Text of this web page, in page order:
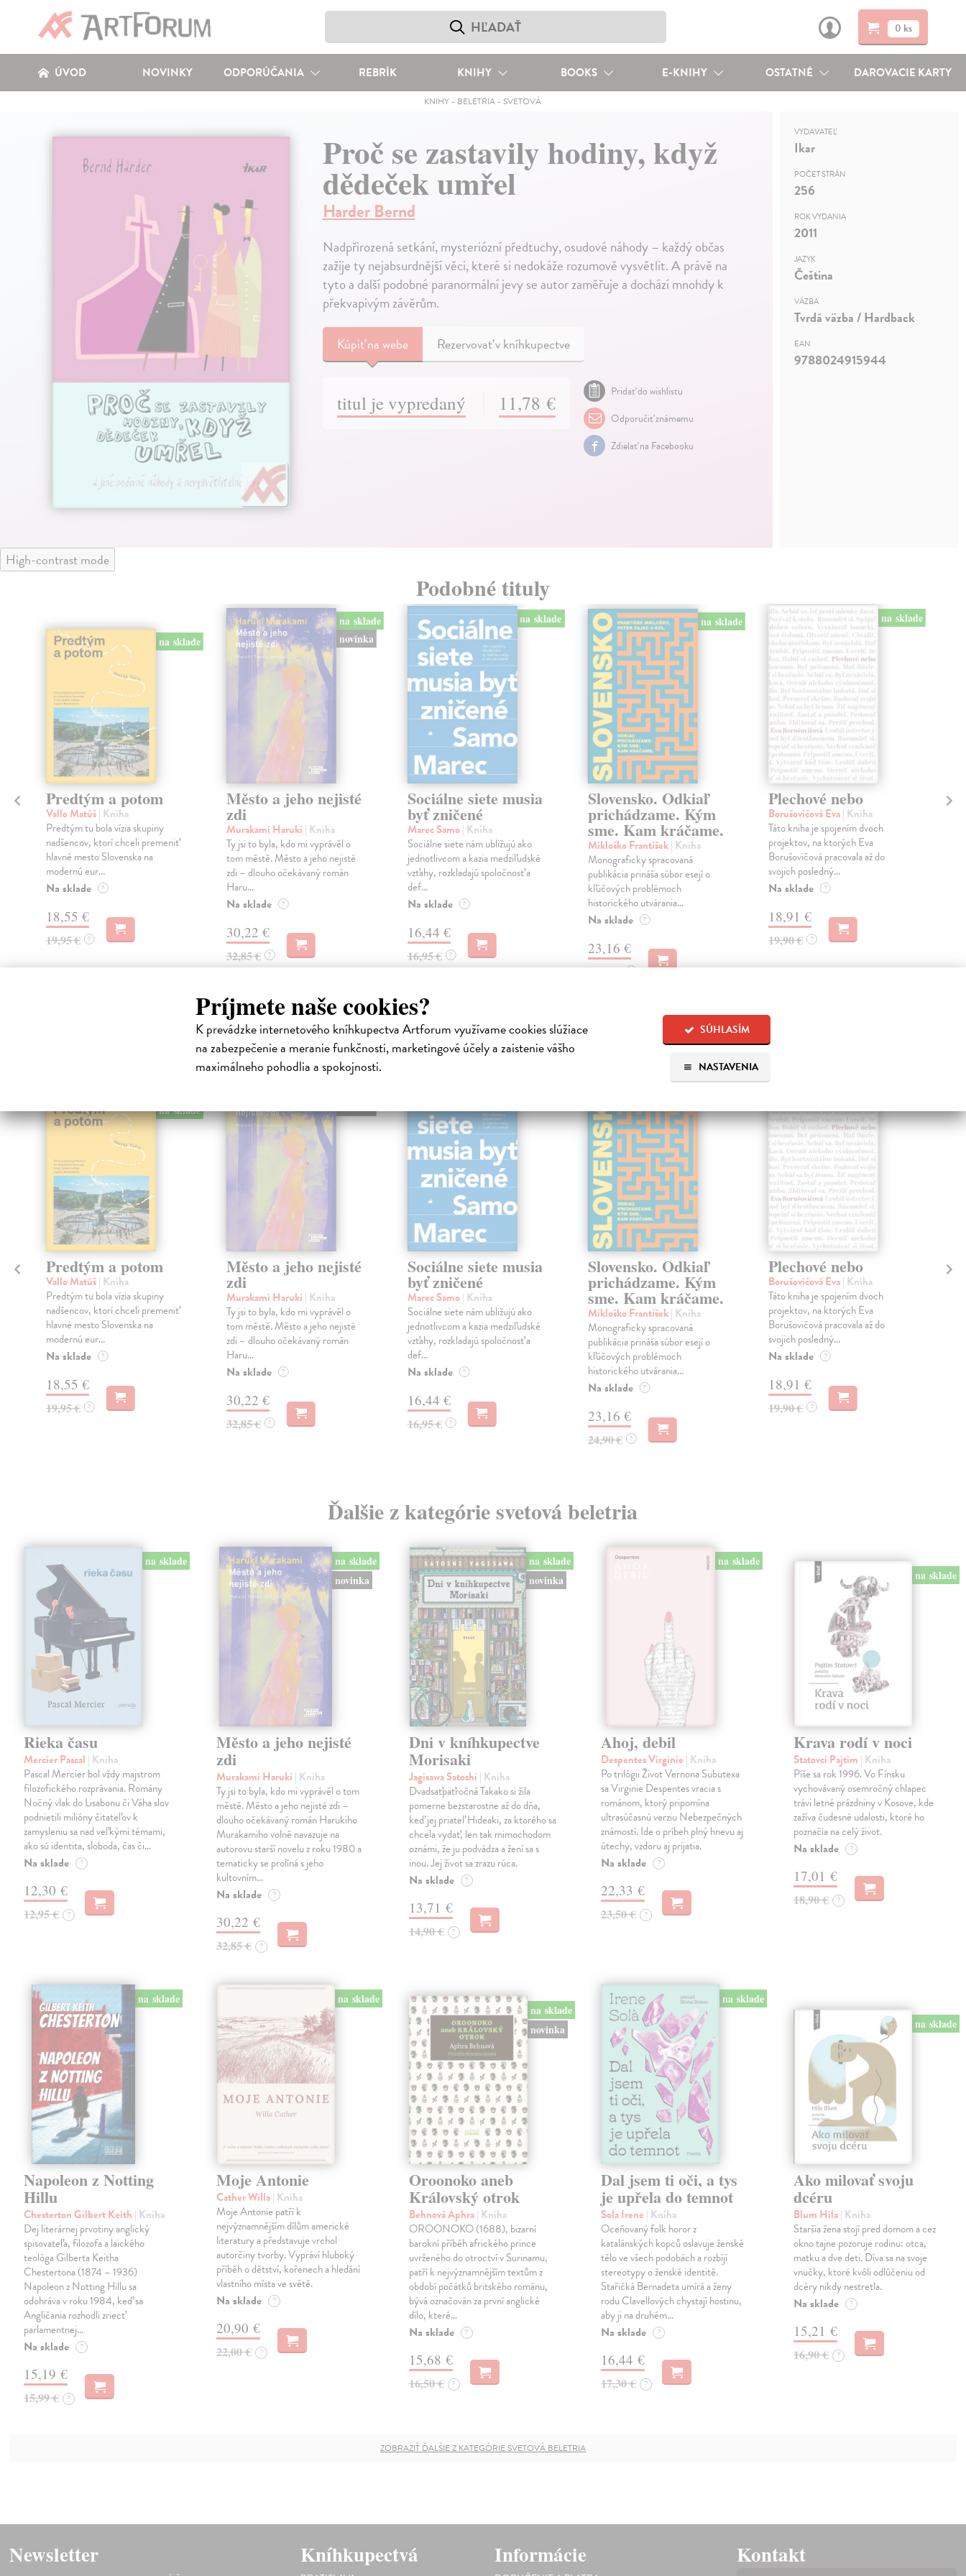
Príjmete naše cookies?
K prevádzke internetového kníhkupectva Artforum využívame cookies slúžiace
na zabezpečenie a meranie funkčnosti, marketingové účely a zaistenie vášho
maximálneho pohodlia a spokojnosti.
SÚHLASÍM
NASTAVENIA
0 ks
ÚVOD NOVINKY ODPORÚČANIA REBRÍK KNIHY BOOKS E-KNIHY OSTATNÉ DAROVACIE KARTY
KNIHY - BELETRIA - SVETOVÁ
Proč se zastavily hodiny, když
dědeček umřel
Harder Bernd
Nadpřirozená setkání, mysteriózní předtuchy, osudové náhody – každý občas
zažije ty nejabsurdnější věci, které si nedokáže rozumově vysvětlit. A právě na
tyto a další podobné paranormální jevy se autor zaměřuje a dochází mnohdy k
překvapivým závěrům.
Kúpiťna webe Rezervovať v kníhkupectve
titul je vypredaný 11,78 €
Pridať do wishlistu
Odporučiť známemu
Zdielať na Facebooku
VYDAVATEĽ
Ikar
POČET STRÁN
256
ROK VYDANIA
2011
JAZYK
Čeština
VÄZBA
Tvrdá väzba / Hardback
EAN
9788024915944
High-contrast mode
Podobné tituly
na sklade
Predtým a potom
Vallo Matúš| Kniha
Predtým tu bola vízia skupiny
nadšencov, ktorí chceli premeniť
hlavné mesto Slovenska na
modernú eur...
Na sklade ?
18,55 €
19,95 € ?
na sklade
novinka
Město a jeho nejisté
zdi
Murakami Haruki | Kniha
Ty jsi to byla, kdo mi vyprávěl o
tom městě. Město a jeho nejisté
zdi – dlouho očekávaný román
Haru...
Na sklade ?
30,22 €
32,85 € ?
na sklade
Sociálne siete musia
byť zničené
Marec Samo| Kniha
Sociálne siete nám ubližujú ako
jednotlivcom a kazia medziľudské
vzťahy, rozkladajú spoločnosť a
def...
Na sklade ?
16,44 €
16,95 € ?
na sklade
Slovensko. Odkiaľ
prichádzame. Kým
sme. Kam kráčame.
Mikloško František| Kniha
Monograficky spracovaná
publikácia prináša súbor esejí o
kľúčových problémoch
historického utvárania...
Na sklade ?
23,16 €
24,90 € ?
na sklade
Plechové nebo
Borušovičová Eva| Kniha
Táto kniha je spojením dvoch
projektov, na ktorých Eva
Borušovičová pracovala až do
svojich posledný...
Na sklade ?
18,91 €
19,90 € ?
Čitatelia s podobným vkusom si kúpili aj:
na sklade
Predtým a potom
Vallo Matúš| Kniha
Predtým tu bola vízia skupiny
nadšencov, ktorí chceli premeniť
hlavné mesto Slovenska na
modernú eur...
Na sklade ?
18,55 €
19,95 € ?
Město a jeho nejisté
zdi
Murakami Haruki | Kniha
Ty jsi to byla, kdo mi vyprávěl o
tom městě. Město a jeho nejisté
zdi – dlouho očekávaný román
Haru...
Na sklade ?
30,22 €
32,85 € ?
Sociálne siete musia
byť zničené
Marec Samo| Kniha
Sociálne siete nám ubližujú ako
jednotlivcom a kazia medziľudské
vzťahy, rozkladajú spoločnosť a
def...
Na sklade ?
16,44 €
16,95 € ?
Slovensko. Odkiaľ
prichádzame. Kým
sme. Kam kráčame.
Mikloško František| Kniha
Monograficky spracovaná
publikácia prináša súbor esejí o
kľúčových problémoch
historického utvárania...
Na sklade ?
23,16 €
24,90 € ?
Plechové nebo
Borušovičová Eva| Kniha
Táto kniha je spojením dvoch
projektov, na ktorých Eva
Borušovičová pracovala až do
svojich posledný...
Na sklade ?
18,91 €
19,90 € ?
Ďalšie z kategórie svetová beletria
na sklade
Rieka času
Mercier Pascal | Kniha
Pascal Mercier bol vždy majstrom
filozofického rozprávania. Romány
Nočný vlak do Lisabonu či Váha slov
podnietili milióny čitateľov k
zamysleniu sa nad veľkými témami,
ako sú identita, sloboda, čas či…
Na sklade ?
12,30 €
12,95 € ?
na sklade
novinka
Město a jeho nejisté
zdi
Murakami Haruki | Kniha
Ty jsi to byla, kdo mi vyprávěl o tom
městě. Město a jeho nejisté zdi –
dlouho očekávaný román Harukiho
Murakamiho volně navazuje na
autorovu starší novelu z roku 1980 a
tematicky se prolíná s jeho
kultovním…
Na sklade ?
30,22 €
32,85 € ?
na sklade
novinka
Dni v kníhkupectve
Morisaki
Jagisawa Satoshi | Kniha
Dvadsaťpäťročná Takako si žila
pomerne bezstarostne až do dňa,
keď jej priateľ Hideaki, za ktorého sa
chcela vydať, len tak mimochodom
oznámi, že ju podvádza a žení sa s
inou. Jej život sa zrazu rúca.
Na sklade ?
13,71 €
14,90 € ?
na sklade
Ahoj, debil
Despentes Virginie | Kniha
Po trilógii Život Vernona Subutexa
sa Virginie Despentes vracia s
románom, ktorý pripomína
ultrasúčasnú verziu Nebezpečných
známostí. Ide o príbeh plný hnevu aj
útechy, vzdoru aj prijatia.
Na sklade ?
22,33 €
23,50 € ?
na sklade
Krava rodí v noci
Statovci Pajtim | Kniha
Píše sa rok 1996. Vo Fínsku
vychovávaný osemročný chlapec
trávi letné prázdniny v Kosove, kde
zažíva čudesné udalosti, ktoré ho
poznačia na celý život.
Na sklade ?
17,01 €
18,90 € ?
na sklade
Napoleon z Notting
Hillu
Chesterton Gilbert Keith | Kniha
Dej literárnej prvotiny anglický
spisovateľa, filozofa a laického
teológa Gilberta Keitha
Chestertona (1874 – 1936)
Napoleon z Notting Hillu sa
odohráva v roku 1984, keď sa
Angličania rozhodli zriecť
parlamentnej…
Na sklade ?
15,19 €
15,99 € ?
na sklade
Moje Antonie
Cather Willa| Kniha
Moje Antonie patří k
nejvýznamnějším dílům americké
literatury a představuje vrchol
autorčiny tvorby. Vypráví hluboký
příběh o dětství, kořenech a hledání
vlastního místa ve světě.
Na sklade ?
20,90 €
22,00 € ?
na sklade
novinka
Oroonoko aneb
Královský otrok
Behnová Aphra| Kniha
OROONOKO (1688), bizarní
barokní příběh afrického prince
uvrženého do otroctví v Surinamu,
patří k nejvýznamnějším textům z
období počátků britského románu,
bývá označován za první anglické
dílo, které…
Na sklade ?
15,68 €
16,50 € ?
na sklade
Dal jsem ti oči, a tys
je upřela do temnot
Sola Irene | Kniha
Oceňovaný folk horor z
katalánských kopců oslavuje ženské
tělo ve všech podobách a rozbíjí
stereotypy o ženské identitě.
Stařičká Bernadeta umírá a ženy
rodu Clavellových chystají hostinu,
aby ji na druhém…
Na sklade ?
16,44 €
17,30 € ?
na sklade
Ako milovať svoju
dcéru
Blum Hila| Kniha
Staršia žena stojí pred domom a cez
okno tajne pozoruje rodinu: otca,
matku a dve deti. Díva sa na svoje
vnučky, ktoré kvôli odlúčeniu od
dcéry nikdy nestretla.
Na sklade ?
15,21 €
16,90 € ?
ZOBRAZIŤ ĎALŠIE Z KATEGÓRIE SVETOVÁ BELETRIA
Newsletter Kníhkupectvá Informácie Kontakt